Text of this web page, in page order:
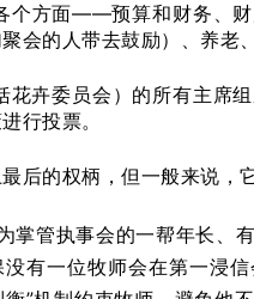
个方面——预算和财务、
会的人带去鼓励）、养老
卉委员会）的所有主席
行投票。
的权柄，但一般来说，它
管执事会的一帮年长、
有一位牧师会在第一浸